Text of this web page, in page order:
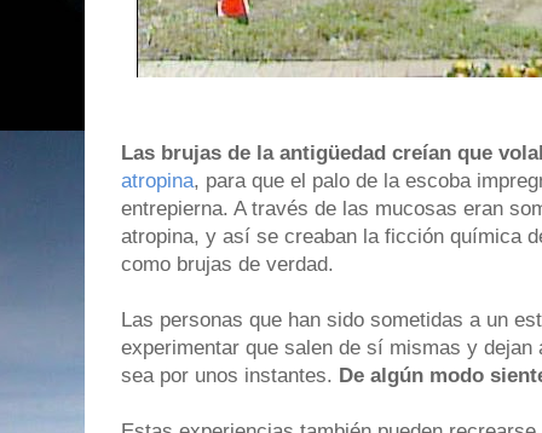
Las brujas de la antigüedad creían que
atropina, para que el palo de la escoba
entrepierna. A través de las mucosas eran
atropina, y así se creaban la ficción química
como brujas de verdad.
Las personas que han sido sometidas a un
experimentar que salen de sí mismas y dejan
sea por unos instantes. De algún modo